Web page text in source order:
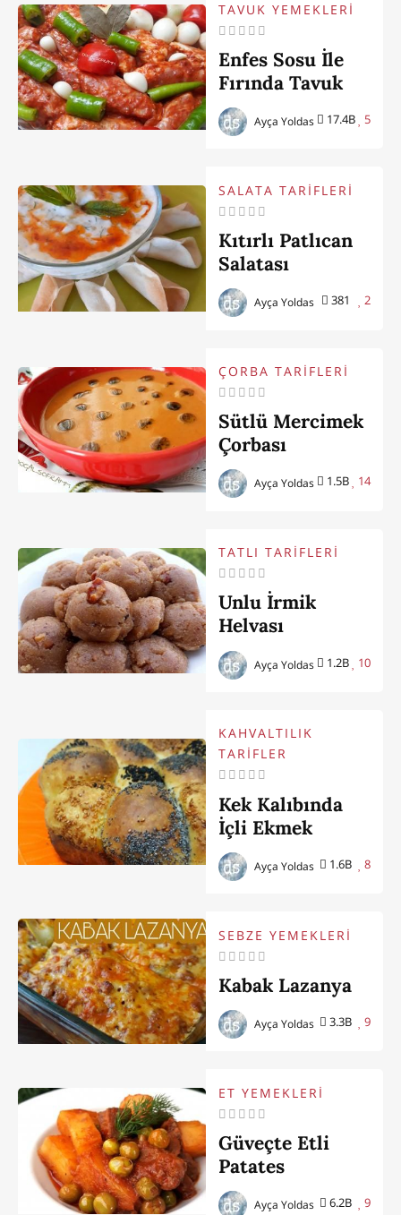
TAVUK YEMEKLERİ
Enfes Sosu İle
Fırında Tavuk
Kanat
17.4B 5
Ayça Yoldas
SALATA TARİFLERİ
Kıtırlı Patlıcan
Salatası
381 2
Ayça Yoldas
ÇORBA TARİFLERİ
Sütlü Mercimek
Çorbası
1.5B 14
Ayça Yoldas
TATLI TARİFLERİ
Unlu İrmik
Helvası
1.2B 10
Ayça Yoldas
KAHVALTILIK
TARİFLER
Kek Kalıbında
İçli Ekmek
1.6B 8
Ayça Yoldas
SEBZE YEMEKLERİ
Kabak Lazanya
3.3B 9
Ayça Yoldas
ET YEMEKLERİ
Güveçte Etli
Patates
6.2B 9
Ayça Yoldas